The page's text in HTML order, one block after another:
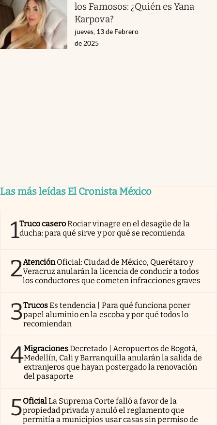
los Famosos: ¿Quién es Yana
Karpova?
jueves, 13 de Febrero
de 2025
Las más leídas El Cronista México
1Truco caseroRociar vinagre en el desagüe de la
ducha: para qué sirve y por qué se recomienda
2AtenciónOficial: Ciudad de México, Querétaro y
Veracruz anularán la licencia de conducir a todos
los conductores que cometen infracciones graves
3TrucosEs tendencia | Para qué funciona poner
papel aluminio en la escoba y por qué todos lo
recomiendan
4MigracionesDecretado | Aeropuertos de Bogotá,
Medellín, Cali y Barranquilla anularán la salida de
extranjeros que hayan postergado la renovación
del pasaporte
5OficialLa Suprema Corte falló a favor de la
propiedad privada y anuló el reglamento que
permitía a municipios usar casas sin permiso de